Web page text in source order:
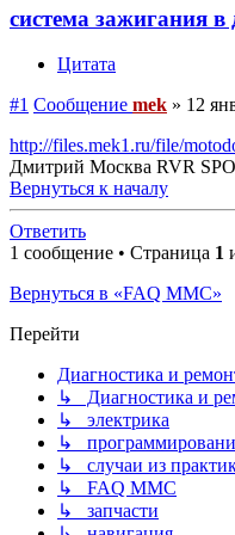
система зажигания в
Цитата
#1 Сообщение mek » 12
http://files.mek1.ru/file/
Дмитрий Москва RVR
Вернуться к началу
Ответить
1 сообщение • Страница 1
Вернуться в «FAQ MMC»
Перейти
Диагностика и
↳ Диагностика и
↳ электрика
↳
↳ случаи из
↳ FAQ MMC
↳ запчасти